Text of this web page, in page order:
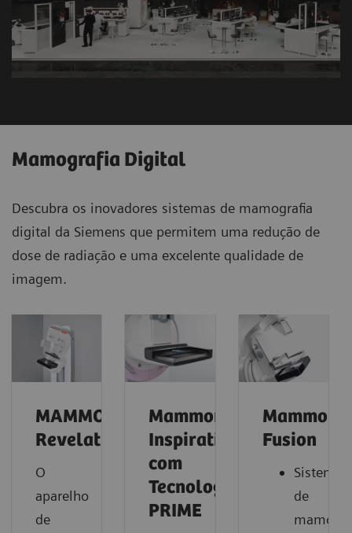
Mamografia Digital
Descubra os inovadores sistemas de mamografia
digital da Siemens que permitem uma redução de
dose de radiação e uma excelente qualidade de
imagem.
MAMMOMAT
Revelation
O
aparelho
de
Mammomat
Inspiration
com
Tecnologia
PRIME
Fusion
Sistema
de